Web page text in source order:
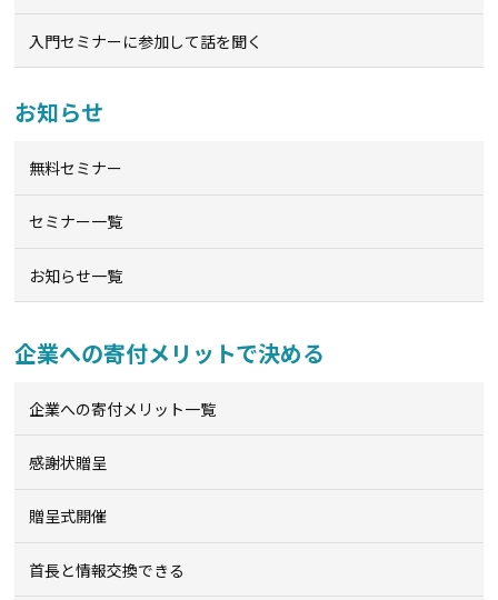
入門セミナーに参加して話を聞く
お知らせ
無料セミナー
セミナー一覧
お知らせ一覧
企業への寄付メリットで決める
企業への寄付メリット一覧
感謝状贈呈
贈呈式開催
首長と情報交換できる